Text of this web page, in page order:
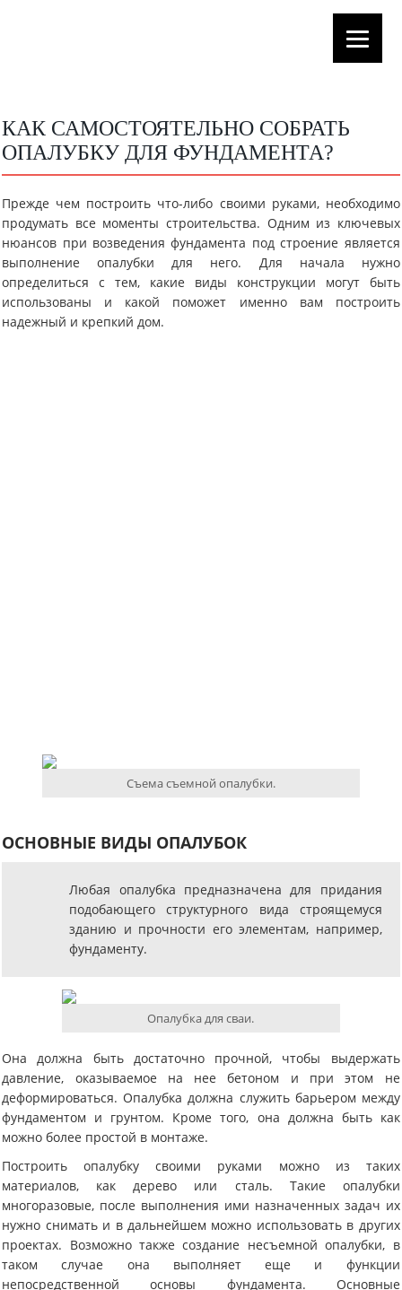
КАК САМОСТОЯТЕЛЬНО СОБРАТЬ
ОПАЛУБКУ ДЛЯ ФУНДАМЕНТА?
Прежде чем построить что-либо своими руками, необходимо
продумать все моменты строительства. Одним из ключевых
нюансов при возведения фундамента под строение является
выполнение опалубки для него. Для начала нужно
определиться с тем, какие виды конструкции могут быть
использованы и какой поможет именно вам построить
надежный и крепкий дом.
Съема съемной опалубки.
ОСНОВНЫЕ ВИДЫ ОПАЛУБОК
Любая опалубка предназначена для придания
подобающего структурного вида строящемуся
зданию и прочности его элементам, например,
фундаменту.
Опалубка для сваи.
Она должна быть достаточно прочной, чтобы выдержать
давление, оказываемое на нее бетоном и при этом не
деформироваться. Опалубка должна служить барьером между
фундаментом и грунтом. Кроме того, она должна быть как
можно более простой в монтаже.
Построить опалубку своими руками можно из таких
материалов, как дерево или сталь. Такие опалубки
многоразовые, после выполнения ими назначенных задач их
нужно снимать и в дальнейшем можно использовать в других
проектах. Возможно также создание несъемной опалубки, в
таком случае она выполняет еще и функции
непосредственной основы фундамента. Основные